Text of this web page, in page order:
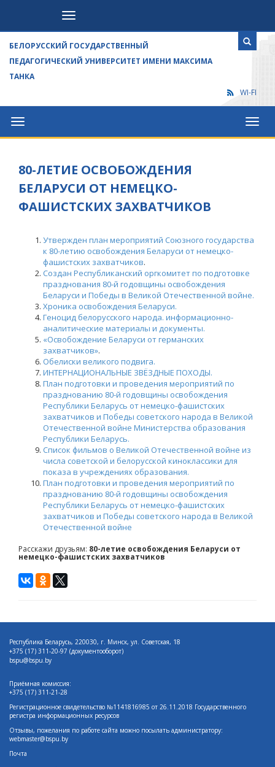
Посетителям
БЕЛОРУССКИЙ ГОСУДАРСТВЕННЫЙ
ПЕДАГОГИЧЕСКИЙ УНИВЕРСИТЕТ ИМЕНИ МАКСИМА
ТАНКА
WI-FI
Университет
80-ЛЕТИЕ ОСВОБОЖДЕНИЯ
БЕЛАРУСИ ОТ НЕМЕЦКО-
ФАШИСТСКИХ ЗАХВАТЧИКОВ
Утвержден план мероприятий Союзного государства
к 80-летию освобождения Беларуси от немецко-
фашистских захватчиков.
Создан Республиканский оргкомитет по подготовке
празднования 80-й годовщины освобождения
Беларуси и Победы в Великой Отечественной войне.
Хроника освобождения Беларуси.
Геноцид белорусского народа. информационно-
аналитические материалы и документы.
«Освобождение Беларуси от германских
захватчиков».
Обелиски великого подвига.
ИНТЕРНАЦИОНАЛЬНЫЕ ЗВЁЗДНЫЕ ПОХОДЫ.
План подготовки и проведения мероприятий по
празднованию 80-й годовщины освобождения
Республики Беларусь от немецко-фашистских
захватчиков и Победы советского народа в Великой
Отечественной войне Министерства образования
Республики Беларусь.
Список фильмов о Великой Отечественной войне из
числа советской и белорусской киноклассики для
показа в учреждениях образования.
План подготовки и проведения мероприятий по
празднованию 80-й годовщины освобождения
Республики Беларусь от немецко-фашистских
захватчиков и Победы советского народа в Великой
Отечественной войне
Расскажи друзьям: 80-летие освобождения Беларуси от
немецко-фашистских захватчиков
Республика Беларусь, 220030, г. Минск, ул. Советская, 18
+375 (17) 311-20-97 (документооборот)
bspu@bspu.by
Приёмная комиссия:
+375 (17) 311-21-28
Регистрационное свидетельство №1141816985 от 26.11.2018 Государственного
регистра информационных ресурсов
Отзывы, пожелания по работе сайта можно посылать администратору:
webmaster@bspu.by
Почта